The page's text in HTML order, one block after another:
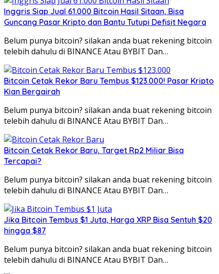
Inggris Siap Jual 61.000 Bitcoin Hasil Sitaan, Bisa
Guncang Pasar Kripto dan Bantu Tutupi Defisit Negara
Belum punya bitcoin? silakan anda buat rekening bitcoin
telebih dahulu di BINANCE Atau BYBIT Dan…
Bitcoin Cetak Rekor Baru Tembus $123.000! Pasar Kripto
Kian Bergairah
Belum punya bitcoin? silakan anda buat rekening bitcoin
telebih dahulu di BINANCE Atau BYBIT Dan…
Bitcoin Cetak Rekor Baru, Target Rp2 Miliar Bisa
Tercapai?
Belum punya bitcoin? silakan anda buat rekening bitcoin
telebih dahulu di BINANCE Atau BYBIT Dan…
Jika Bitcoin Tembus $1 Juta, Harga XRP Bisa Sentuh $20
hingga $87
Belum punya bitcoin? silakan anda buat rekening bitcoin
telebih dahulu di BINANCE Atau BYBIT Dan…